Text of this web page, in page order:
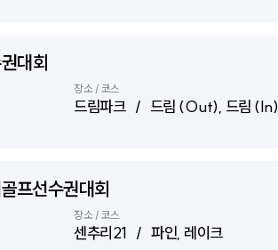
대회
장소 / 코스
드림파크 / 드림 (Out), 드림 (In)
프선수권대회
장소 / 코스
센추리21 / 파인, 레이크